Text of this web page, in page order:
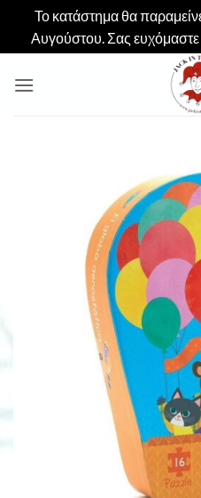
Το κατάστημα θα
Αυγούστου. Σας ευχόμαστε
στο